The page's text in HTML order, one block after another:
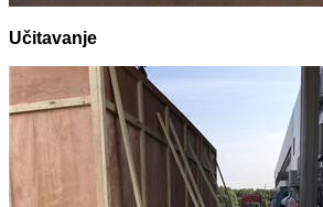
Učitavanje